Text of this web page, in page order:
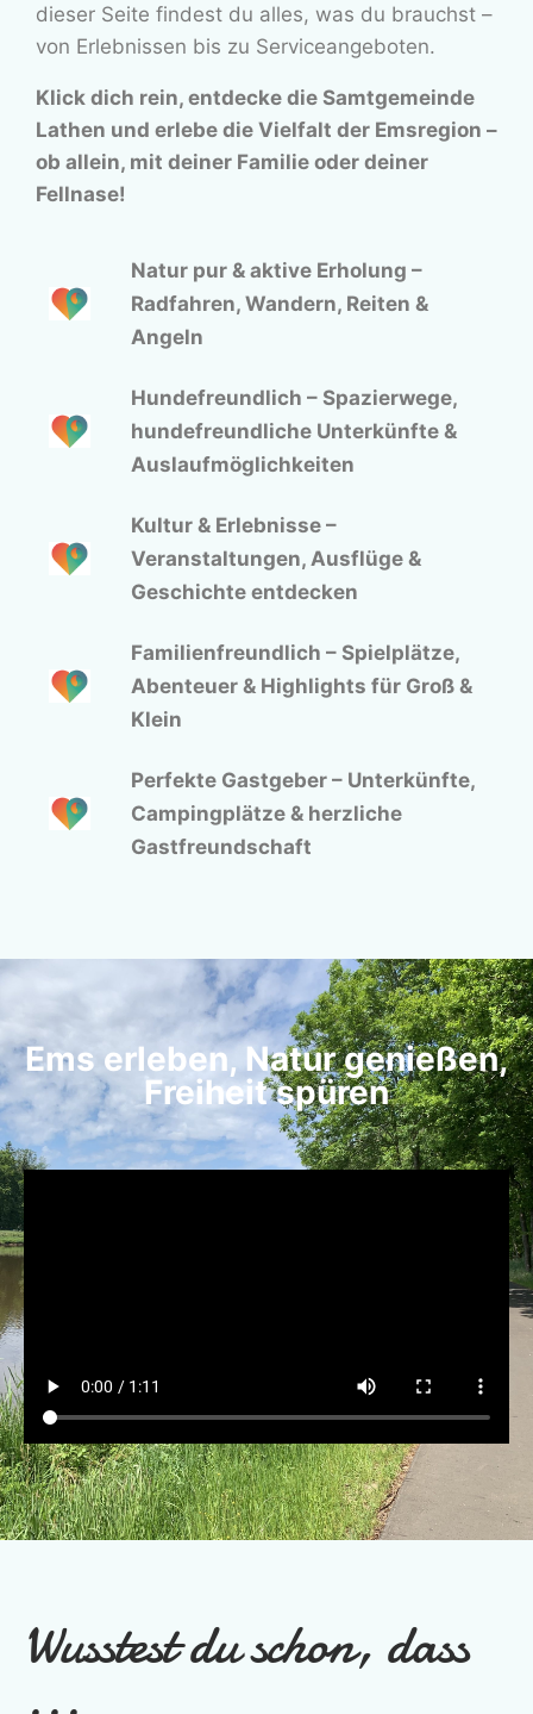
dieser Seite findest du alles, was du brauchst –
von Erlebnissen bis zu Serviceangeboten.
Klick dich rein, entdecke die Samtgemeinde
Lathen und erlebe die Vielfalt der Emsregion –
ob allein, mit deiner Familie oder deiner
Fellnase!
Natur pur & aktive Erholung –
Radfahren, Wandern, Reiten &
Angeln
Hundefreundlich – Spazierwege,
hundefreundliche Unterkünfte &
Auslaufmöglichkeiten
Kultur & Erlebnisse –
Veranstaltungen, Ausflüge &
Geschichte entdecken
Familienfreundlich – Spielplätze,
Abenteuer & Highlights für Groß &
Klein
Perfekte Gastgeber – Unterkünfte,
Campingplätze & herzliche
Gastfreundschaft
Ems erleben, Natur genießen,
Freiheit spüren
Wusstest du schon, dass
...